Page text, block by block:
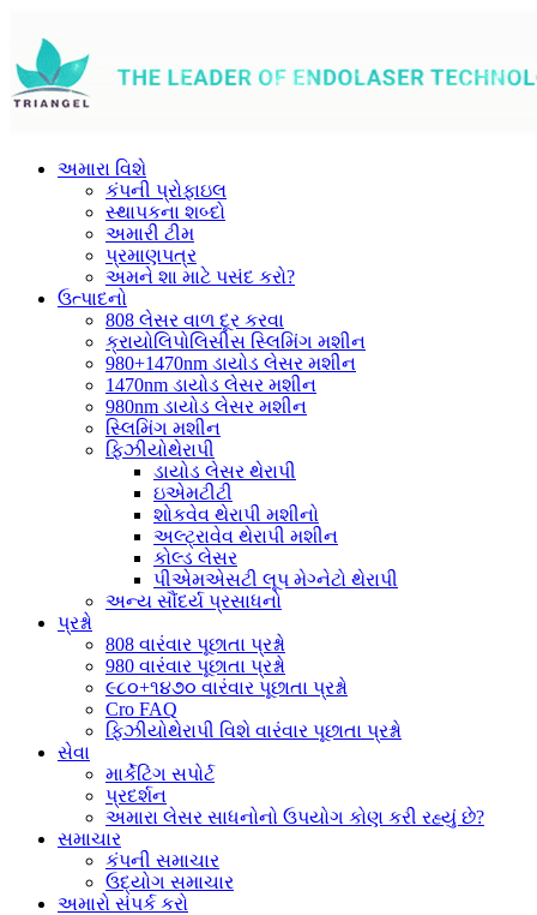
અમારા વિશે
કંપની પ્રોફાઇલ
સ્થાપકના શબ્દો
અમારી ટીમ
પ્રમાણપત્ર
અમને શા માટે પસંદ કરો?
ઉત્પાદનો
808 લેસર વાળ દૂર કરવા
ક્રાયોલિપોલિસીસ સ્લિમિંગ મશીન
980+1470nm ડાયોડ લેસર મશીન
1470nm ડાયોડ લેસર મશીન
980nm ડાયોડ લેસર મશીન
સ્લિમિંગ મશીન
ફિઝીયોથેરાપી
ડાયોડ લેસર થેરાપી
ઇએમટીટી
શોકવેવ થેરાપી મશીનો
અલ્ટ્રાવેવ થેરાપી મશીન
કોલ્ડ લેસર
પીએમએસટી લૂપ મેગ્નેટો થેરાપી
અન્ય સૌંદર્ય પ્રસાધનો
પ્રશ્નો
808 વારંવાર પૂછાતા પ્રશ્નો
980 વારંવાર પૂછાતા પ્રશ્નો
૯૮૦+૧૪૭૦ વારંવાર પૂછાતા પ્રશ્નો
Cro FAQ
ફિઝીયોથેરાપી વિશે વારંવાર પૂછાતા પ્રશ્નો
સેવા
માર્કેટિંગ સપોર્ટ
પ્રદર્શન
અમારા લેસર સાધનોનો ઉપયોગ કોણ કરી રહ્યું છે?
સમાચાર
કંપની સમાચાર
ઉદ્યોગ સમાચાર
અમારો સંપર્ક કરો